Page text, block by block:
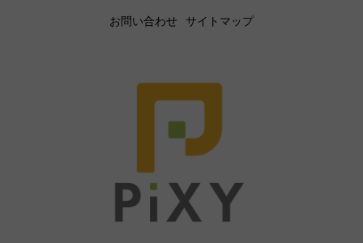
お問い合わせ サイトマップ